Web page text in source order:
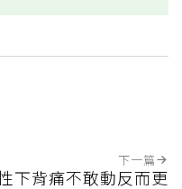
下一篇
下背痛不敢動反而更